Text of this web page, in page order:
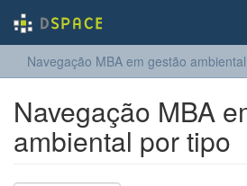
Navegação MBA em gestão
Navegação MBA
ambiental por tipo